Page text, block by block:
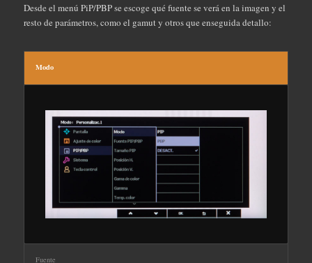
Desde el menú PiP/PBP se escoge qué fuente se verá en la imagen y el
resto de parámetros, como el gamut y otros que enseguida detallo:
Modo
Fuente